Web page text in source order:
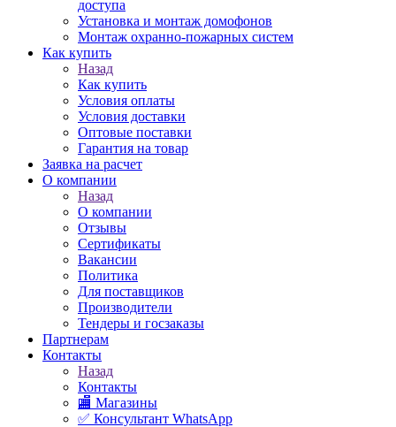
доступа
Установка и монтаж домофонов
Монтаж охранно-пожарных систем
Как купить
Назад
Как купить
Условия оплаты
Условия доставки
Оптовые поставки
Гарантия на товар
Заявка на расчет
О компании
Назад
О компании
Отзывы
Сертификаты
Вакансии
Политика
Для поставщиков
Производители
Тендеры и госзаказы
Партнерам
Контакты
Назад
Контакты
🏬 Магазины
✅️ Консультант WhatsApp